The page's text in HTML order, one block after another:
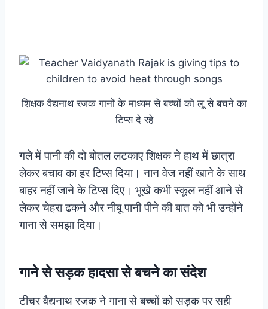
शिक्षक वैद्यनाथ रजक गानों के माध्यम से बच्चों को लू से बचने का
टिप्स दे रहे
गले में पानी की दो बोतल लटकाए शिक्षक ने हाथ में छात्रा
लेकर बचाव का हर टिप्स दिया। नान वेज नहीं खाने के साथ
बाहर नहीं जाने के टिप्स दिए। भूखे कभी स्कूल नहीं आने से
लेकर चेहरा ढकने और नीबू पानी पीने की बात को भी उन्होंने
गाना से समझा दिया।
गाने से सड़क हादसा से बचने का संदेश
टीचर वैद्यनाथ रजक ने गाना से बच्चों को सड़क पर सही